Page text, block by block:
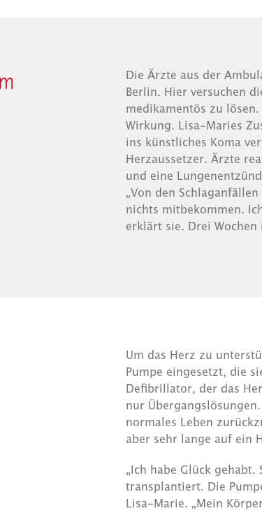
Die Ärzte aus der
Berlin. Hier versuchen
medikamentös zu
Wirkung. Lisa-Maries
ins künstliches Koma
Herzaussetzer. Ärzte
und eine
„Von den
nichts mitbekommen.
erklärt sie. Drei
Um das Herz zu
Pumpe eingesetzt, die
Defibrillator, der das
nur
normales Leben
aber sehr lange auf ein
„Ich habe Glück
transplantiert. Die
Lisa-Marie. „Mein